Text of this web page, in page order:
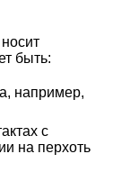
быть:
например,
с
на перхоть